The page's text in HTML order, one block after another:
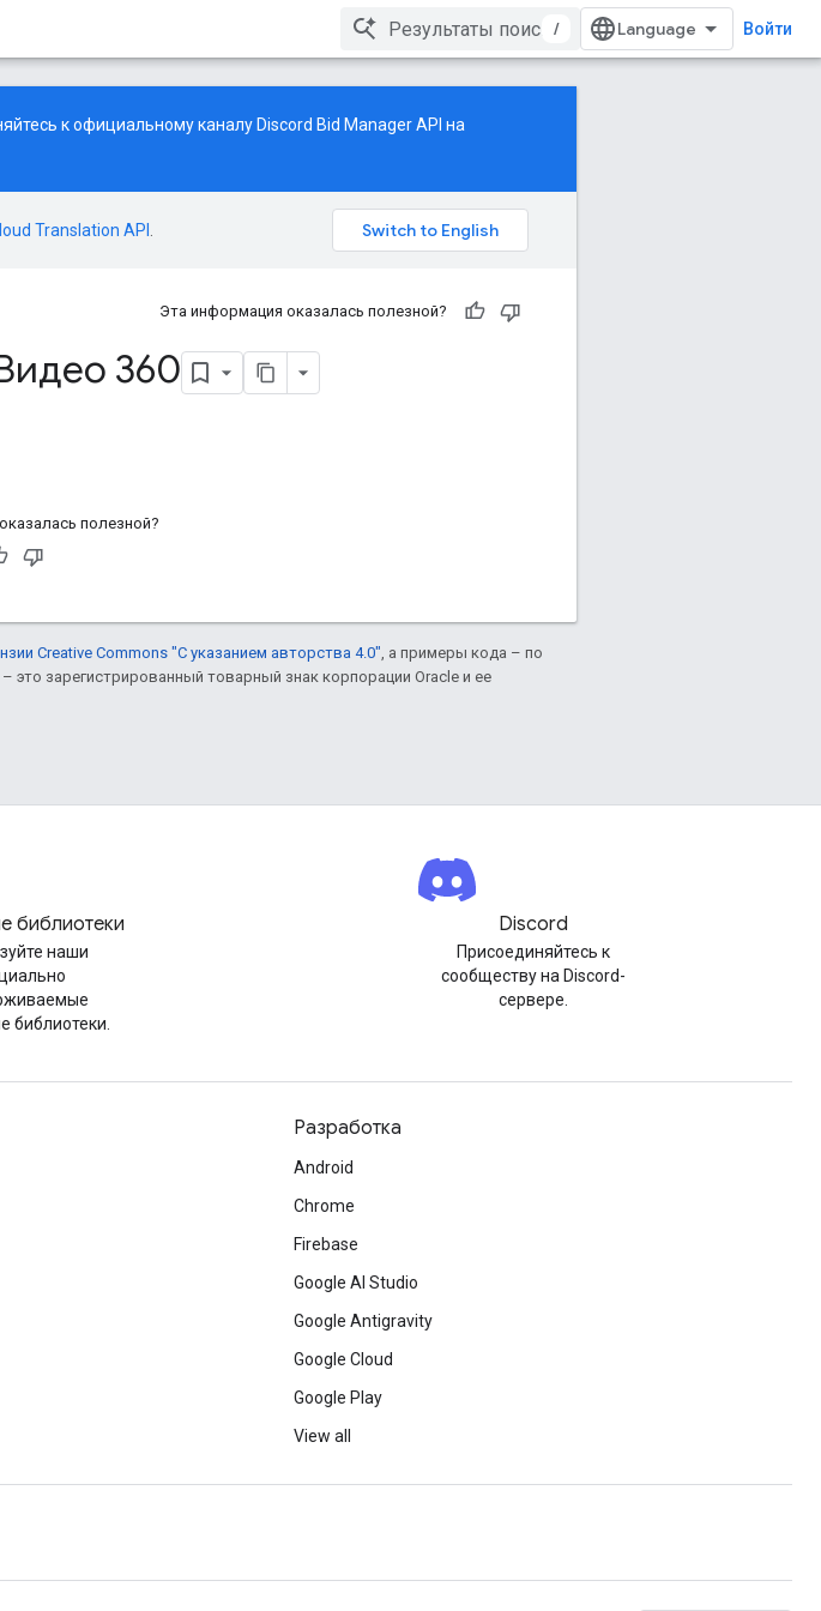
/ Войти
к официальному каналу Discord Bid Manager API на
Translation API
Эта информация оказалась полезной?
360
полезной?
Creative Commons "С указанием авторства 4.0" , а примеры кода – по
– это зарегистрированный товарный знак корпорации Oracle и ее
библиотеки
наши
библиотеки.
Discord
Присоединяйтесь к
сообществу на Discord-
сервере.
Разработка
Android
Chrome
Firebase
Google AI Studio
Google Antigravity
Google Cloud
Google Play
View all